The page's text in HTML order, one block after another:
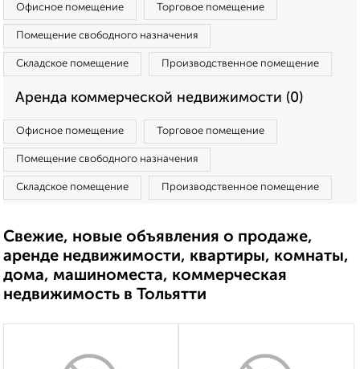
Офисное помещение Торговое помещение
Помещение свободного назначения
Складское помещение Производственное помещение
Аренда коммерческой недвижимости (0)
Офисное помещение Торговое помещение
Помещение свободного назначения
Складское помещение Производственное помещение
Свежие, новые объявления о продаже,
аренде недвижимости, квартиры, комнаты,
дома, машиноместа, коммерческая
недвижимость в Тольятти